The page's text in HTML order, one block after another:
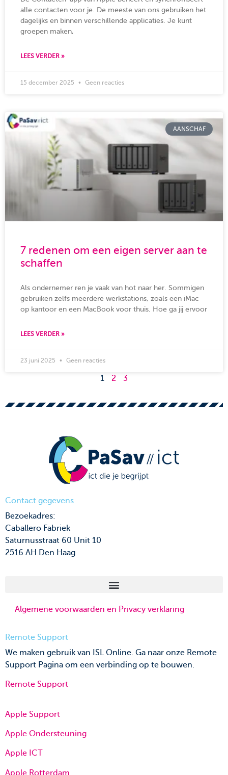
alle contacten voor je. De meeste van ons gebruiken het
dagelijks en binnen verschillende applicaties. Je kunt
groepen maken,
LEES VERDER »
15 december 2025 Geen reacties
AANSCHAF
7 redenen om een eigen server aan te
schaffen
Als ondernemer ren je vaak van hot naar her. Sommigen
gebruiken zelfs meerdere werkstations, zoals een iMac
op kantoor en een MacBook voor thuis. Hoe ga jij ervoor
LEES VERDER »
23 juni 2025 Geen reacties
1 2 3
Contact gegevens
Bezoekadres:
Caballero Fabriek
Saturnusstraat 60 Unit 10
2516 AH Den Haag
Algemene voorwaarden en Privacy verklaring
Remote Support
We maken gebruik van ISL Online. Ga naar onze Remote
Support Pagina om een verbinding op te bouwen.
Remote Support
Apple Support
Apple Ondersteuning
Apple ICT
Apple Rotterdam